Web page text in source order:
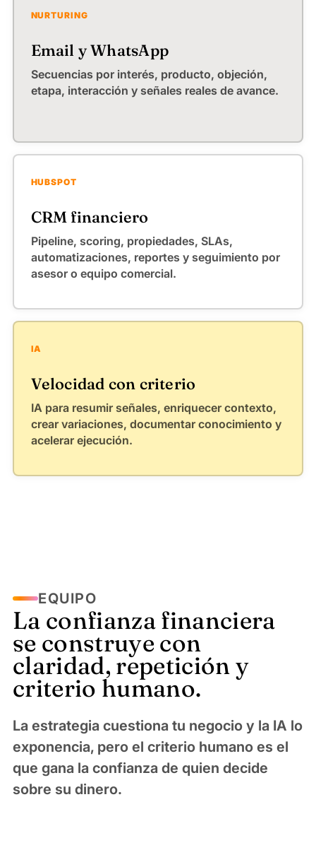
NURTURING
Email y WhatsApp
Secuencias por interés, producto, objeción,
etapa, interacción y señales reales de avance.
HUBSPOT
CRM financiero
Pipeline, scoring, propiedades, SLAs,
automatizaciones, reportes y seguimiento por
asesor o equipo comercial.
IA
Velocidad con criterio
IA para resumir señales, enriquecer contexto,
crear variaciones, documentar conocimiento y
acelerar ejecución.
EQUIPO
La confianza financiera
se construye con
claridad, repetición y
criterio humano.
La estrategia cuestiona tu negocio y la IA lo
exponencia, pero el criterio humano es el
que gana la confianza de quien decide
sobre su dinero.